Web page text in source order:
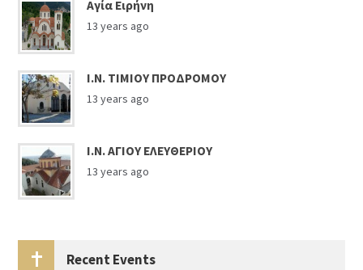
Αγία Ειρήνη
13 years ago
Ι.Ν. ΤΙΜΙΟΥ ΠΡΟΔΡΟΜΟΥ
13 years ago
Ι.Ν. ΑΓΙΟΥ ΕΛΕΥΘΕΡΙΟΥ
13 years ago
Recent Events